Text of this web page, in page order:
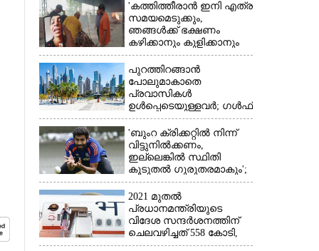
'കത്തിത്തീരാൻ ഇനി എത്ര
സമയമെടുക്കും,
ഞങ്ങൾക്ക് ഭക്ഷണം
കഴിക്കാനും കുളിക്കാനും
ഉള്ളതാണ്': അച്ഛന്റെ
സംസ്കാരചടങ്ങിനിടെ
മക്കൾ
പുറത്തിറങ്ങാൻ
പോലുമാകാതെ
പ്രവാസികൾ
ഉൾപ്പെടെയുള്ളവർ; ഗൾഫ്
രാജ്യത്ത് സ്ഥിതി രൂക്ഷം
'ബുംറ ക്രിക്കറ്റിൽ നിന്ന്
വിട്ടുനിൽക്കണം,
ഇല്ലെങ്കിൽ സ്ഥിതി
കൂടുതൽ ഗുരുതരമാകും';
മുന്നറിയിപ്പുമായി മുൻ
താരം
2021 മുതൽ
പ്രധാനമന്ത്രിയുടെ
വിദേശ സന്ദർശനത്തിന്
ചെലവഴിച്ചത് 558 കോടി,
രാജ്യത്തെത്തിയത് 381.8
×